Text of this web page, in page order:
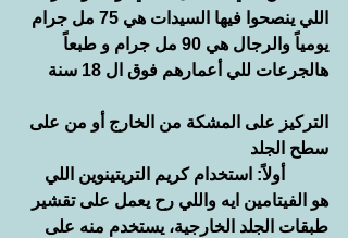
اللي ينصحوا فيها السيدات هي 75 مل جرام
يومياً والرجال هي 90 مل جرام و طبعاً
هالجرعات للي أعمارهم فوق ال 18 سنة
التركيز على المشكة من الخارج أو من على
سطح الجلد
          أولاً: استخدام كريم التريتينوين اللي
هو الفيتامين ايه واللي رح يعمل على تقشير
طبقات الجلد الخارجية، يستخدم منه على